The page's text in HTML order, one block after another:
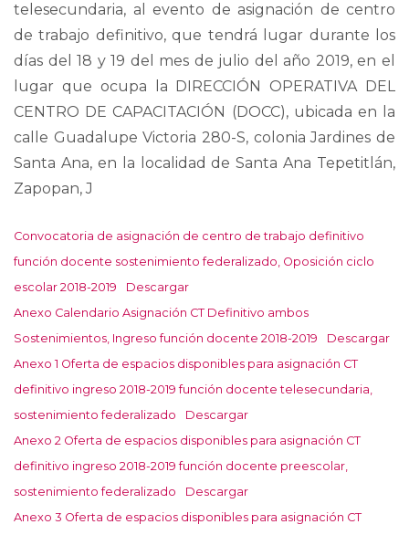
telesecundaria, al evento de asignación de centro
de trabajo definitivo, que tendrá lugar durante los
días del 18 y 19 del mes de julio del año 2019, en el
lugar que ocupa la DIRECCIÓN OPERATIVA DEL
CENTRO DE CAPACITACIÓN (DOCC), ubicada en la
calle Guadalupe Victoria 280-S, colonia Jardines de
Santa Ana, en la localidad de Santa Ana Tepetitlán,
Zapopan, J
Convocatoria de asignación de centro de trabajo definitivo
función docente sostenimiento federalizado, Oposición ciclo
escolar 2018-2019
Descargar
Anexo Calendario Asignación CT Definitivo ambos
Sostenimientos, Ingreso función docente 2018-2019
Descargar
Anexo 1 Oferta de espacios disponibles para asignación CT
definitivo ingreso 2018-2019 función docente telesecundaria,
sostenimiento federalizado
Descargar
Anexo 2 Oferta de espacios disponibles para asignación CT
definitivo ingreso 2018-2019 función docente preescolar,
sostenimiento federalizado
Descargar
Anexo 3 Oferta de espacios disponibles para asignación CT